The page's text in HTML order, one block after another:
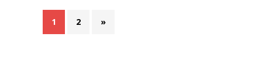
1 2 »